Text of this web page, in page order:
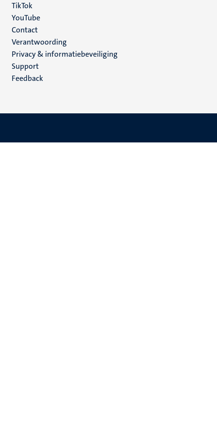
TikTok
YouTube
Menu
footer
(NL)
Contact
Verantwoording
Privacy & informatiebeveiliging
Support
Feedback